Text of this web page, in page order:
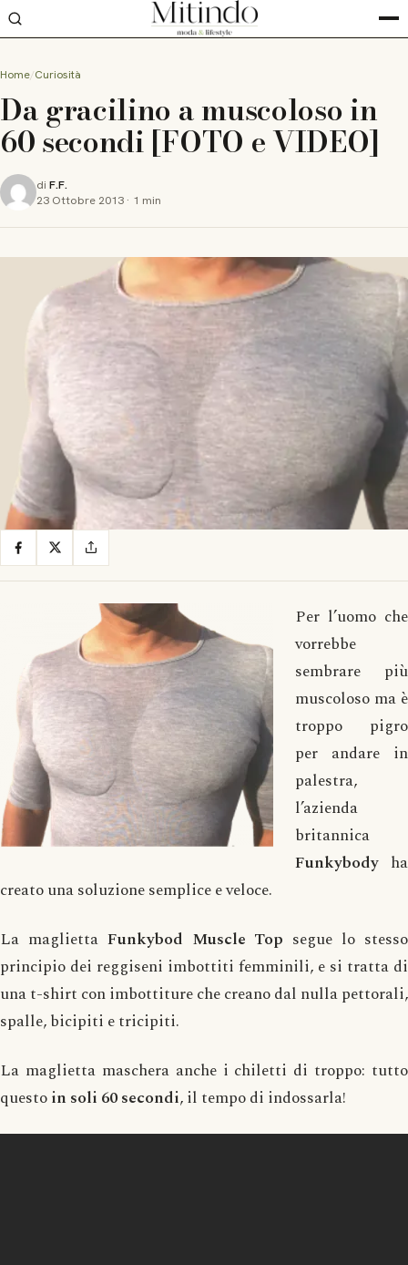
Home Curiosità
Da gracilino a muscoloso in
60 secondi [FOTO e VIDEO]
di F.F.
23 Ottobre 2013 · 1 min
Per l’uomo che
vorrebbe
sembrare più
muscoloso ma è
troppo pigro
per andare in
palestra,
l’azienda
britannica
Funkybodyha
creato una soluzione semplice e veloce.
La maglietta Funkybod Muscle Top segue lo stesso
principio dei reggiseni imbottiti femminili, e si tratta di
una t-shirt con imbottiture che creano dal nulla pettorali,
spalle, bicipiti e tricipiti.
La maglietta maschera anche i chiletti di troppo: tutto
questoin soli 60 secondi, il tempo di indossarla!